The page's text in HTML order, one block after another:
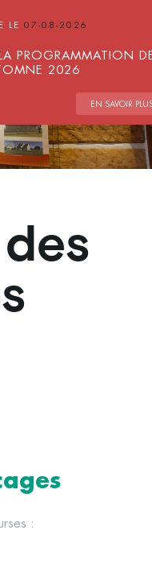
LE07-08-2026
PROGRAMMATION
2026
EN SAVOIR
: